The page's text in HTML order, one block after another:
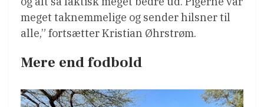
meget taknemmelige og sender hilsner til
alle,” fortsætter Kristian Øhrstrøm.
Mere end fodbold